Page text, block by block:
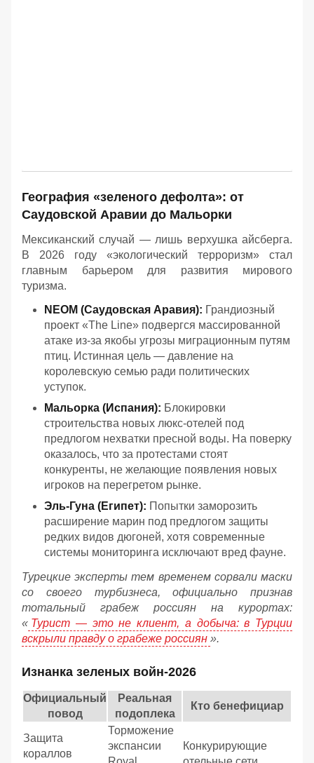
География «зеленого дефолта»: от
Саудовской Аравии до Мальорки
Мексиканский случай — лишь верхушка айсберга.
В 2026 году «экологический терроризм» стал
главным барьером для развития мирового
туризма.
NEOM (Саудовская Аравия): Грандиозный
проект «The Line» подвергся массированной
атаке из-за якобы угрозы миграционным путям
птиц. Истинная цель — давление на
королевскую семью ради политических
уступок.
Мальорка (Испания): Блокировки
строительства новых люкс-отелей под
предлогом нехватки пресной воды. На поверку
оказалось, что за протестами стоят
конкуренты, не желающие появления новых
игроков на перегретом рынке.
Эль-Гуна (Египет): Попытки заморозить
расширение марин под предлогом защиты
редких видов дюгоней, хотя современные
системы мониторинга исключают вред фауне.
Турецкие эксперты тем временем сорвали маски
со своего турбизнеса, официально признав
тотальный грабеж россиян на курортах:
« Турист — это не клиент, а добыча: в Турции
вскрыли правду о грабеже россиян ».
Изнанка зеленых войн-2026
Официальный
повод
Реальная
подоплека
Кто бенефициар
Защита
кораллов
Торможение
экспансии
Конкурирующие